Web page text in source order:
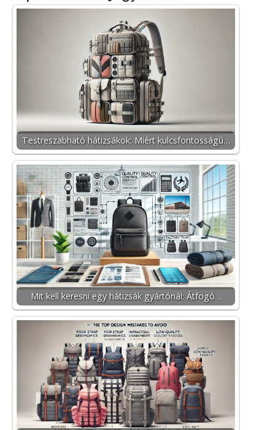
Testreszabható hátizsákok: Miért kulcsfontosságú…
Mit kell keresni egy hátizsák gyártónál: Átfogó…